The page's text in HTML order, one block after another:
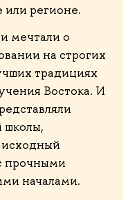
или регионе.
мечтали о
на строгих
традициях
Востока. И
школы,
исходный
прочными
началами.